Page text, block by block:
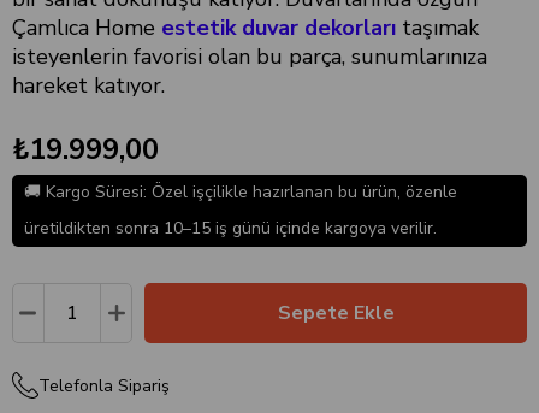
Çamlıca Home estetik duvar dekorları taşımak
isteyenlerin favorisi olan bu parça, sunumlarınıza
hareket katıyor.
₺19.999,00
🚚 Kargo Süresi: Özel işçilikle hazırlanan bu ürün, özenle
üretildikten sonra 10–15 iş günü içinde kargoya verilir.
Telefonla Sipariş